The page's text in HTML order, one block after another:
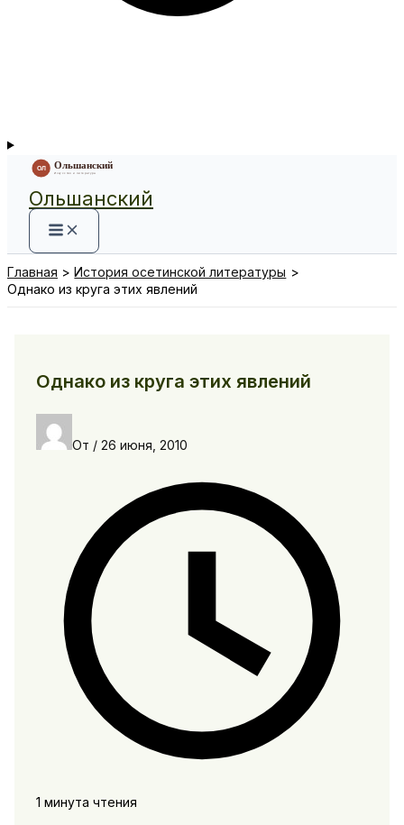
Ольшанский
Главная
История осетинской литературы
Однако из круга этих явлений
Однако из круга этих явлений
От / 26 июня, 2010
1 минута чтения